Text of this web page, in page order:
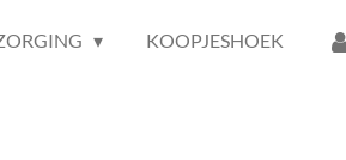
KOOPJESHOEK